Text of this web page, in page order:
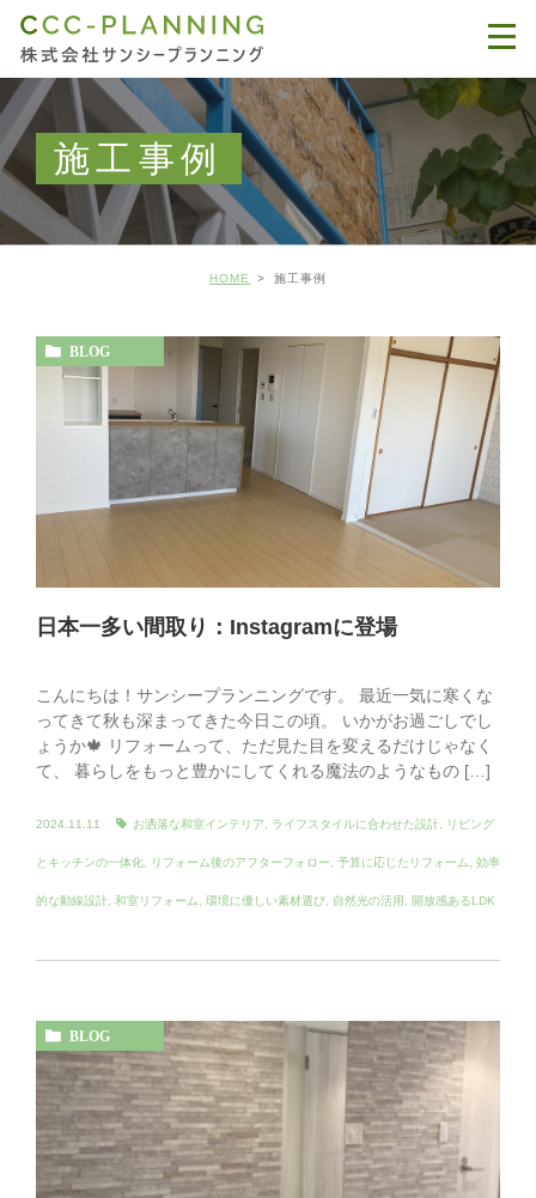
施工事例
HOME 施工事例
BLOG
日本一多い間取り：Instagramに登場
こんにちは！サンシープランニングです。 最近一気に寒くな
ってきて秋も深まってきた今日この頃。 いかがお過ごしでし
ょうか🍁 リフォームって、ただ見た目を変えるだけじゃなく
て、 暮らしをもっと豊かにしてくれる魔法のようなもの […]
2024.11.11 お洒落な和室インテリア, ライフスタイルに合わせた設計, リビング
とキッチンの一体化, リフォーム後のアフターフォロー, 予算に応じたリフォーム, 効率
的な動線設計, 和室リフォーム, 環境に優しい素材選び, 自然光の活用 , 開放感あるLDK
BLOG